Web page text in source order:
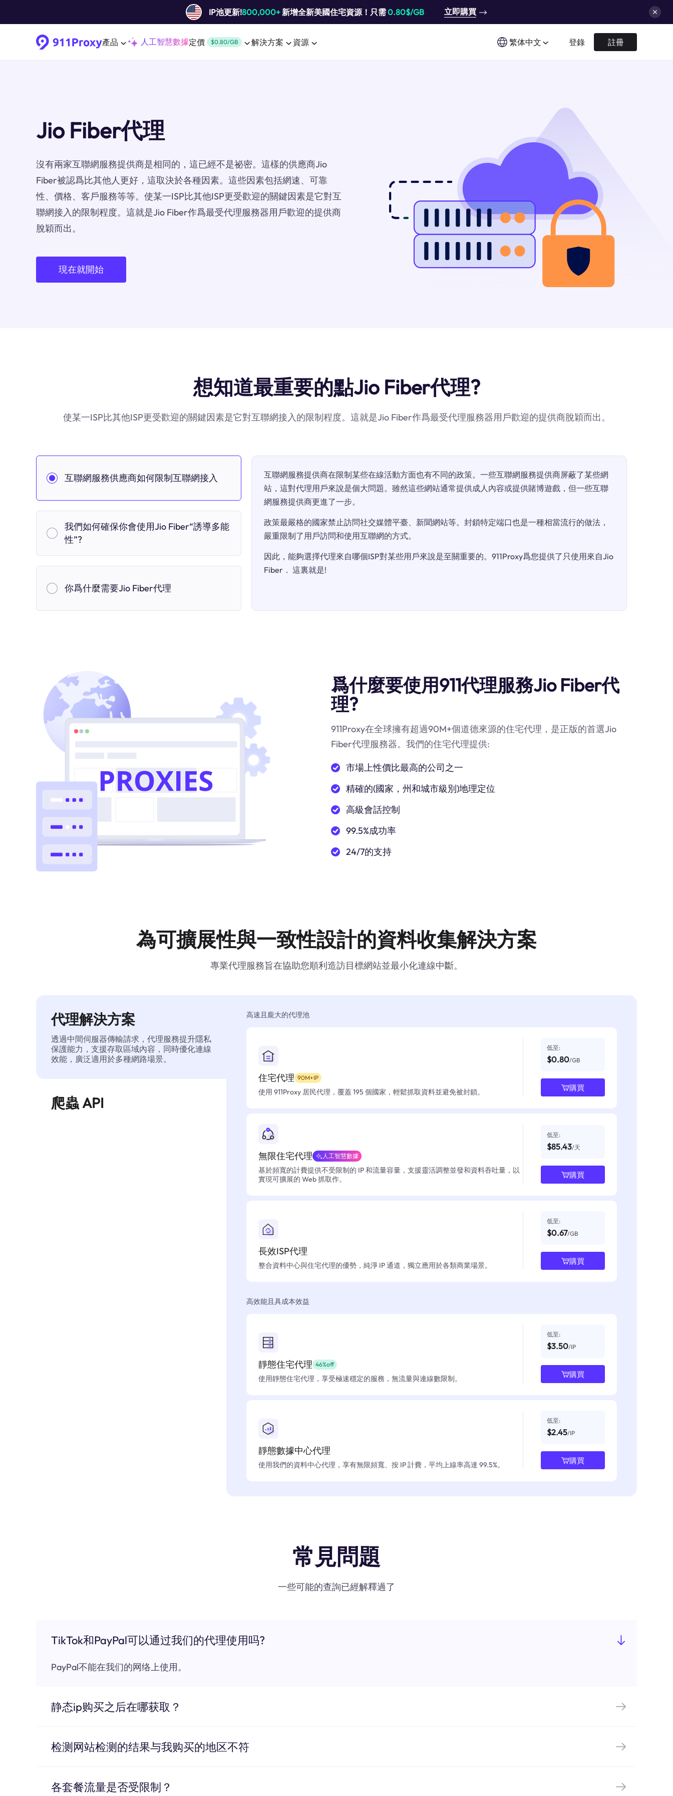
IP池更新!800,000+新增全新美國住宅資源！只需0.80$/GB 立即購買
產品 人工智慧數據定價 $0.80/GB 解決方案 資源 繁体中文 登錄 註冊
Jio Fiber代理
沒有兩家互聯網服務提供商是相同的，這已經不是祕密。這樣的供應商Jio
Fiber被認爲比其他人更好，這取決於各種因素。這些因素包括網速、可靠
性、價格、客戶服務等等。使某一ISP比其他ISP更受歡迎的關鍵因素是它對互
聯網接入的限制程度。這就是Jio Fiber作爲最受代理服務器用戶歡迎的提供商
脫穎而出。
現在就開始
想知道最重要的點Jio Fiber代理?
使某一ISP比其他ISP更受歡迎的關鍵因素是它對互聯網接入的限制程度。這就是Jio Fiber作爲最受代理服務器用戶歡迎的提供商脫穎而出。
互聯網服務供應商如何限制互聯網接入
我們如何確保你會使用Jio Fiber“誘導多能
性”?
你爲什麼需要Jio Fiber代理
互聯網服務提供商在限制某些在線活動方面也有不同的政策。一些互聯網服務提供商屏蔽了某些網
站，這對代理用戶來說是個大問題。雖然這些網站通常提供成人內容或提供賭博遊戲，但一些互聯
網服務提供商更進了一步。
政策最嚴格的國家禁止訪問社交媒體平臺、新聞網站等。封鎖特定端口也是一種相當流行的做法，
嚴重限制了用戶訪問和使用互聯網的方式。
因此，能夠選擇代理來自哪個ISP對某些用戶來說是至關重要的。911Proxy爲您提供了只使用來自Jio
Fiber． 這裏就是!
爲什麼要使用911代理服務Jio Fiber代
理?
911Proxy在全球擁有超過90M+個道德來源的住宅代理，是正版的首選Jio
Fiber代理服務器。我們的住宅代理提供:
市場上性價比最高的公司之一
精確的(國家，州和城市級別)地理定位
高級會話控制
99.5%成功率
24/7的支持
為可擴展性與一致性設計的資料收集解決方案
專業代理服務旨在協助您順利造訪目標網站並最小化連線中斷。
代理解決方案
透過中間伺服器傳輸請求，代理服務提升隱私
保護能力，支援存取區域內容，同時優化連線
效能，廣泛適用於多種網路場景。
爬蟲 API
高速且龐大的代理池
住宅代理 90M+IP
使用 911Proxy 居民代理，覆蓋 195 個國家，輕鬆抓取資料並避免被封鎖。
低至:
$0.80/GB
購買
無限住宅代理 人工智慧數據
基於頻寬的計費提供不受限制的 IP 和流量容量，支援靈活調整並發和資料吞吐量，以
實現可擴展的 Web 抓取作。
低至:
$85.43/天
購買
長效ISP代理
整合資料中心與住宅代理的優勢，純淨 IP 通道，獨立應用於各類商業場景。
低至:
$0.67/GB
購買
高效能且具成本效益
靜態住宅代理 46%off
使用靜態住宅代理，享受極速穩定的服務，無流量與連線數限制。
低至:
$3.50/IP
購買
靜態數據中心代理
使用我們的資料中心代理，享有無限頻寬、按 IP 計費，平均上線率高達 99.5%。
低至:
$2.45/IP
購買
常見問題
一些可能的查詢已經解釋過了
TikTok和PayPal可以通过我们的代理使用吗?
PayPal不能在我们的网络上使用。
静态ip购买之后在哪获取？
检测网站检测的结果与我购买的地区不符
各套餐流量是否受限制？